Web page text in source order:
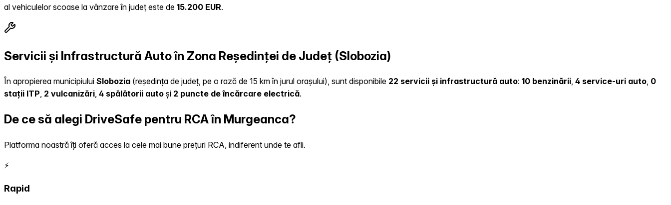
al vehiculelor scoase la vânzare în județ este de 15.200 EUR.
Servicii și Infrastructură Auto în Zona Reședinței de Județ (Slobozia)
În apropierea municipiului Slobozia (reședința de județ, pe o rază de 15 km în jurul orașului), sunt disponibile 22 servicii și infrastructură auto: 10 benzinării, 4 service-uri auto, 0
stații ITP, 2 vulcanizări, 4 spălătorii auto și 2 puncte de încărcare electrică.
De ce să alegi DriveSafe pentru RCA în Murgeanca?
Platforma noastră îți oferă acces la cele mai bune prețuri RCA, indiferent unde te afli.
⚡
Rapid